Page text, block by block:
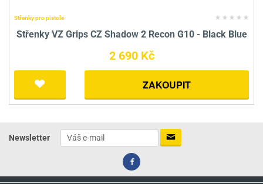
Střenky pro pistole
Střenky VZ Grips CZ Shadow 2 Recon G10 - Black Blue
2 690 Kč
ZAKOUPIT
Newsletter